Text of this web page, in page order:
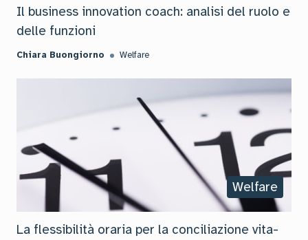
Il business innovation coach: analisi del ruolo e
delle funzioni
Chiara Buongiorno Welfare
Welfare
La flessibilità oraria per la conciliazione vita-